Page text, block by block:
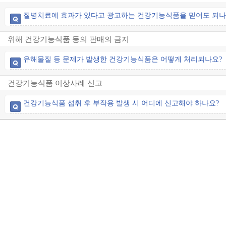
질병치료에 효과가 있다고 광고하는 건강기능식품을 믿어도 되
위해 건강기능식품 등의 판매의 금지
유해물질 등 문제가 발생한 건강기능식품은 어떻게 처리되나요?
건강기능식품 이상사례 신고
건강기능식품 섭취 후 부작용 발생 시 어디에 신고해야 하나요?